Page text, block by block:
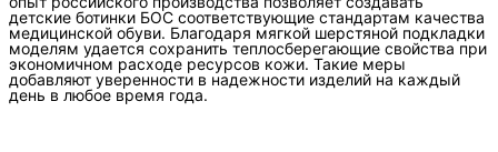
детские ботинки БОС соответствующие стандартам качества
медицинской обуви. Благодаря мягкой шерстяной подкладки
моделям удается сохранить теплосберегающие свойства при
экономичном расходе ресурсов кожи. Такие меры
добавляют уверенности в надежности изделий на каждый
день в любое время года.